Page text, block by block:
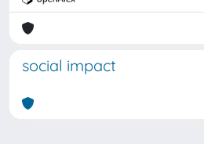
social impact